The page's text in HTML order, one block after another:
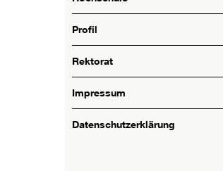
Profil
Rektorat
Impressum
Datenschutzerklärung